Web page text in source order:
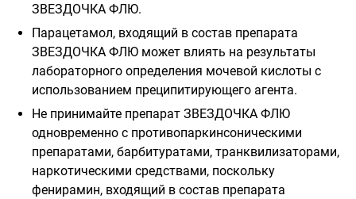
ЗВЕЗДОЧКА ФЛЮ.
Парацетамол, входящий в состав препарата
ЗВЕЗДОЧКА ФЛЮ может влиять на результаты
лабораторного определения мочевой кислоты с
использованием преципитирующего агента.
Не принимайте препарат ЗВЕЗДОЧКА ФЛЮ
одновременно с противопаркинсоническими
препаратами, барбитуратами, транквилизаторами,
наркотическими средствами, поскольку
фенирамин, входящий в состав препарата